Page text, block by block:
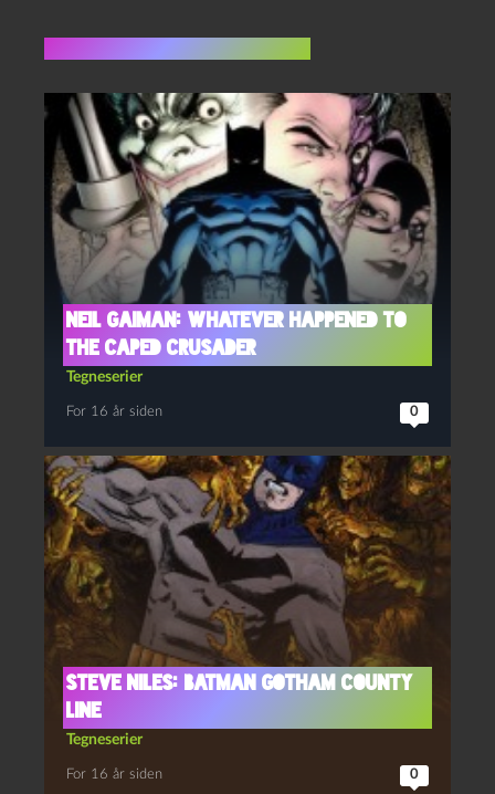
Neil Gaiman: Whatever Happened to
the Caped Crusader
Tegneserier
For 16 år siden 0
Steve Niles: Batman Gotham County
Line
Tegneserier
For 16 år siden 0